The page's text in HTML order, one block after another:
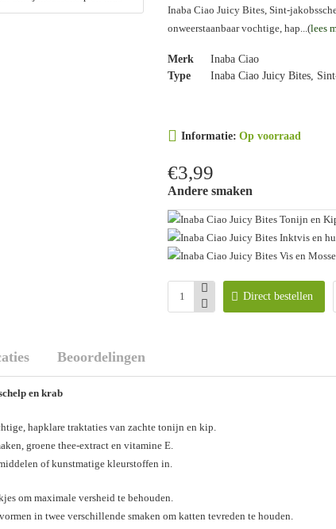
Inaba Ciao Juicy Bites, Sint-
onweerstaanbaar vochtige, hap...(lees
Merk
Inaba Ciao
Type
Inaba Ciao Juicy Bites,
Informatie: Op voorraad
€3,99
Andere smaken
Direct bestellen
Beoordelingen
en krab
hapklare traktaties van zachte tonijn en kip.
groene thee-extract en vitamine E.
of kunstmatige kleurstoffen in.
om maximale versheid te behouden.
in twee verschillende smaken om katten tevreden te houden.